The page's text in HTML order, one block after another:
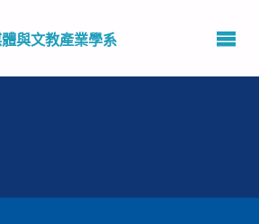
與文教產業學系